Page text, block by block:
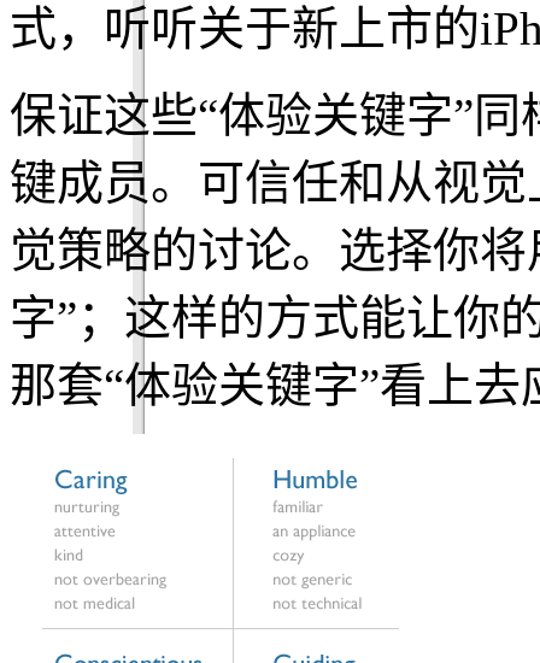
式，听听关于新上市的
保证这些“体验关键字”
键成员。可信任和从视
觉策略的讨论。选择你
字”；这样的方式能让你
那套“体验关键字”看上